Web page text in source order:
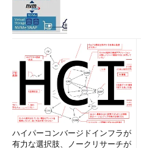
ハイパーコンバージドインフラが
有力な選択肢、ノークリサーチが